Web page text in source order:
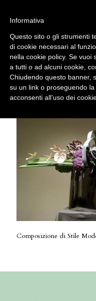
Composizione di Stile
accetta l'uso dei
Fai clic per
Google
OK
Informativa
Questo sito o gli strumenti
di cookie necessari al
nella cookie policy. Se vuoi
a tutti o ad alcuni cookie,
Chiudendo questo banner,
su un link o proseguendo
acconsenti all’uso dei